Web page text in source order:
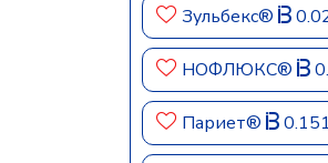
Зульбекс®
НОФЛЮКС®
Париет® 0.151